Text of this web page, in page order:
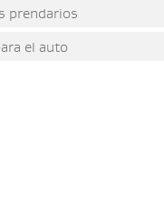
prendarios
el auto